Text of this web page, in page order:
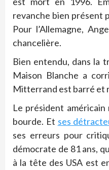
revanche bien présent
Pour l’Allemagne,
chancelière.
Bien entendu, dans la
Maison Blanche a
Mitterrand est barré et
Le président américain
bourde. Et ses
ses erreurs pour
démocrate de 81 ans,
à la tête des USA est